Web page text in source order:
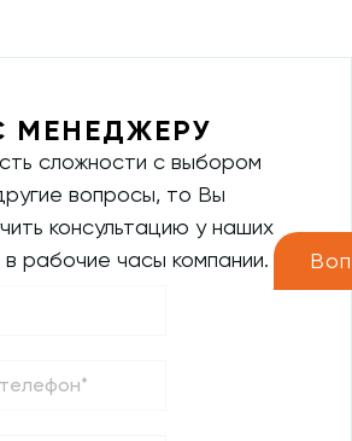
МЕНЕДЖЕРУ
сложности с выбором
вопросы, то Вы
консультацию у наших
рабочие часы компании.